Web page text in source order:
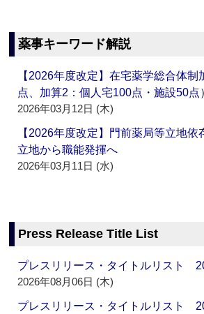
薬事キーワード解説
【2026年度改定】在宅薬学総合体
点、加算2：個人宅100点・施設50
2026年03月12日 (木)
【2026年度改定】門前薬局等立地
立地から職能発揮へ
2026年03月11日 (水)
Press Release Title List
プレスリリース・タイトルリスト
2026年08月06日 (木)
プレスリリース・タイトルリスト